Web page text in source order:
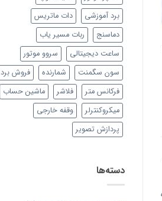
برد آموزشی
دات ماتریس
دماسنج
ربات مسیر یاب
ساعت دیجیتالی
سروو موتور
سون سگمنت
شمارنده
فروش برد
فرکانس متر
فلاشر
ماشین حساب
میکروکنترلر
وقفه خارجی
پردازش تصویر
دسته‌ها